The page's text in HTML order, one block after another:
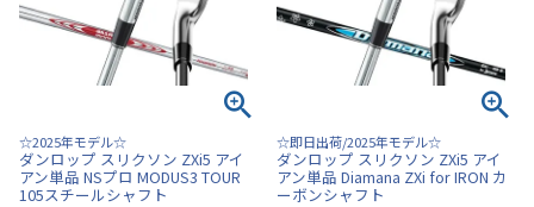
☆2025年モデル☆
ダンロップ スリクソン ZXi5 アイ
アン単品 NSプロ MODUS3 TOUR
105スチールシャフト
☆即日出荷/2025年モデル☆
ダンロップ スリクソン ZXi5 アイ
アン単品 Diamana ZXi for IRON カ
ーボンシャフト